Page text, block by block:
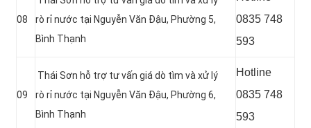
08
rò rỉ nước tại Nguyễn Văn Đậu, Phường 5,
Bình Thạnh
0835 748
593
09
Thái Sơn hỗ trợ tư vấn giá dò tìm và xử lý
rò rỉ nước tại Nguyễn Văn Đậu, Phường 6,
Bình Thạnh
Hotline
0835 748
593